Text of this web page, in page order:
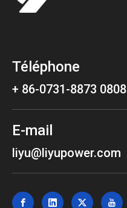
Téléphone
+ 86-0731-8873 0808
E-mail
liyu@liyupower.com